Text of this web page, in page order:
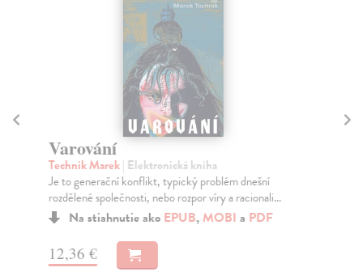
Varování
Technik Marek| Elektronická kniha
Je to generační konflikt, typický problém dnešní
rozdělené společnosti, nebo rozpor víry a racionali...
Na stiahnutie ako EPUB,MOBI a PDF
12,36 €